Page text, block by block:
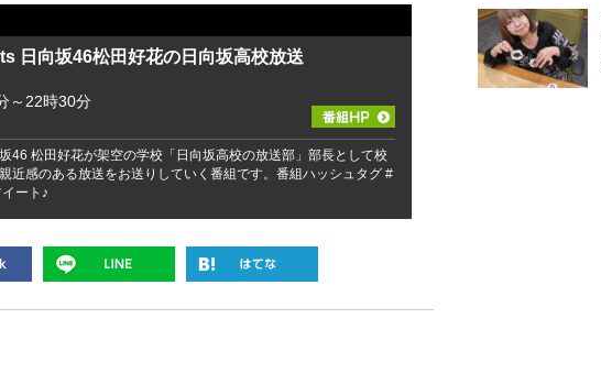
日向坂46松田好花の日向坂高校放送
～22時30分
46 松田好花が架空の学校「日向坂高校の放送部」部長として校
近感のある放送をお送りしていく番組です。番組ハッシュタグ #
ート♪